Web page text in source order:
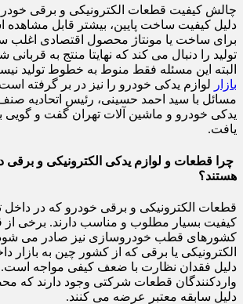
چالش کیفیت قطعات الکترونیکی و برقی
دلیل کیفیت ساخت پایین، بیشتر قابل
برای ساخت یا مونتاژ محصول اقتصادی اغلب
تولید را دنبال می کند که نهایتا منتج به
البته این مسئله فقط منوط به خطوط تولید
بازار لوازم یدکی خودرو را نیز در بر گرفته
مسائل با سید احمد حسینی، رئیس اتحادیه
یدکی خودرو و ماشین آلات تهران گفت و گویی
یافت.
چرا قطعات و لوازم یدکی الکترونیکی و برقی
هستند؟
قطعات الکترونیکی و برقی خودرو که در داخل
کیفیت بسیار مطلوب و مناسب دارند. برخی
کشورهای قطب خودروسازی نیز صادر می
الکترونیکی یا برقی که از کشور چین به بازار
دلیل فقدان نظارت با ضعف کیفی مواجه است.
واردکنندگان قطعات شرکتی وجود دارند که
دلیل سابقه معتبر عرضه می کنند.